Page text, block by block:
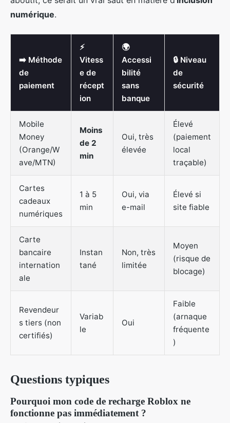
numérique.
➡️ Méthode
de
paiement
⚡
Vitess
e de
récept
ion
🌍
Accessi
bilité
sans
banque
🔒 Niveau
de
sécurité
Mobile
Money
(Orange/W
ave/MTN)
Moins
de 2
min
Oui, très
élevée
Élevé
(paiement
local
traçable)
Cartes
cadeaux
numériques
1 à 5
min
Oui, via
e-mail
Élevé si
site fiable
Carte
bancaire
internation
ale
Instan
tané
Non, très
limitée
Moyen
(risque de
blocage)
Revendeur
s tiers (non
certifiés)
Variab
le
Oui
Faible
(arnaque
fréquente
)
Questions typiques
Pourquoi mon code de recharge Roblox ne
fonctionne pas immédiatement ?